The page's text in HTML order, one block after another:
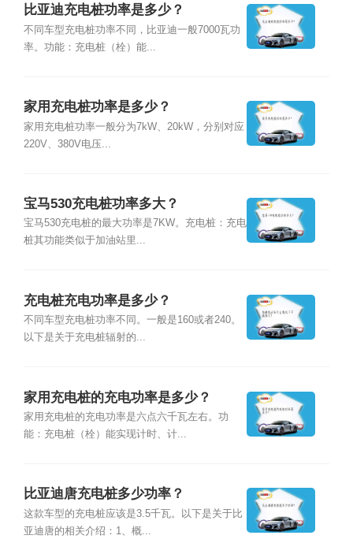
比亚迪充电桩功率是多少？
不同车型充电桩功率不同，比亚迪一般7000瓦功
率。功能：充电桩（栓）能...
家用充电桩功率是多少？
家用充电桩功率一般分为7kW、20kW，分别对应
220V、380V电压...
宝马530充电桩功率多大？
宝马530充电桩的最大功率是7KW。充电桩：充电
桩其功能类似于加油站里...
充电桩充电功率是多少？
不同车型充电桩功率不同。一般是160或者240。
以下是关于充电桩辐射的...
家用充电桩的充电功率是多少？
家用充电桩的充电功率是六点六千瓦左右。功
能：充电桩（栓）能实现计时、计...
比亚迪唐充电桩多少功率？
这款车型的充电桩应该是3.5千瓦。以下是关于比
亚迪唐的相关介绍：1、概...